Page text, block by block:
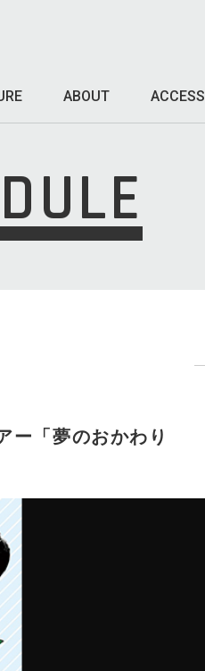
ABOUT ACCESS
ー「夢のおかわり